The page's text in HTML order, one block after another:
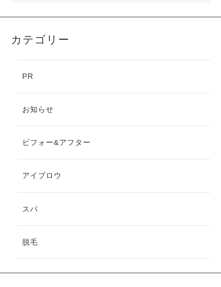
カテゴリー
PR
お知らせ
ビフォー&アフター
アイブロウ
スパ
脱毛